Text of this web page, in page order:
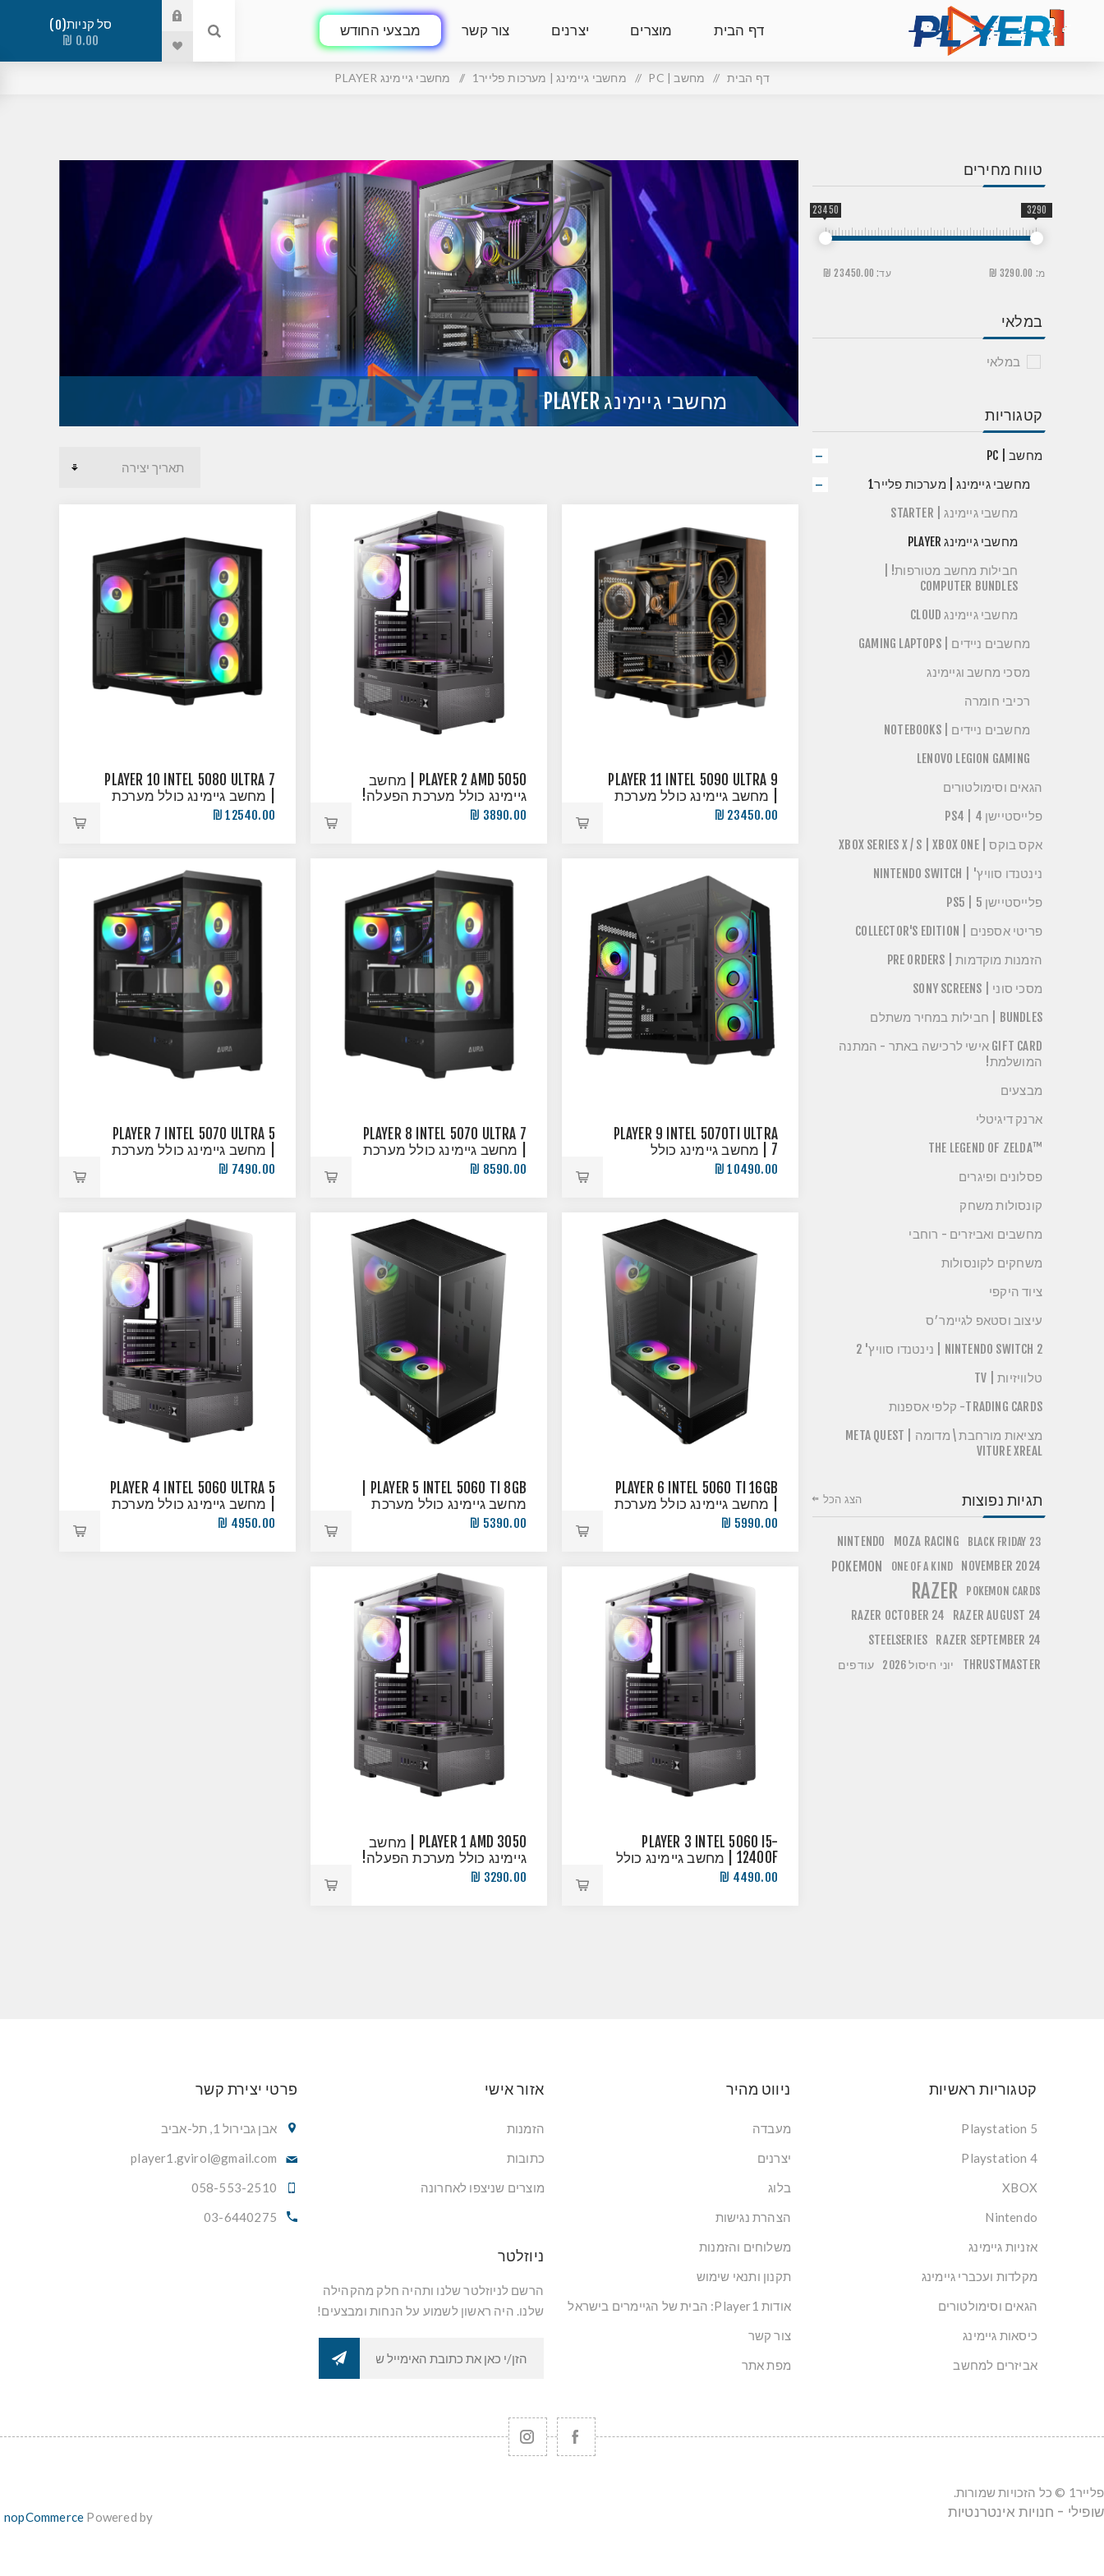
דף הבית מוצרים יצרנים צור קשר מבצעי החודש סל קניות 0
0.00 ₪
דף הבית / מחשב | PC / מחשבי גיימינג | מערכות פלייר1 / מחשבי גיימינג PLAYER
מחשבי גיימינג PLAYER
PLAYER 11 INTEL 5090 ULTRA 9
| מחשב גיימינג כולל מערכת
הפעלה
23450.00 ₪
PLAYER 2 AMD 5050 | מחשב
גיימינג כולל מערכת הפעלה!
3890.00 ₪
PLAYER 10 INTEL 5080 ULTRA 7
| מחשב גיימינג כולל מערכת
הפעלה
12540.00 ₪
PLAYER 9 INTEL 5070TI ULTRA
7 | מחשב גיימינג כולל
מערכת הפעלה!
10490.00 ₪
PLAYER 8 INTEL 5070 ULTRA 7
| מחשב גיימינג כולל מערכת
הפעלה!
8590.00 ₪
PLAYER 7 INTEL 5070 ULTRA 5
| מחשב גיימינג כולל מערכת
הפעלה!
7490.00 ₪
PLAYER 6 INTEL 5060 TI 16GB
| מחשב גיימינג כולל מערכת
הפעלה!
5990.00 ₪
מחשב גיימינג כולל מערכת
הפעלה!
5390.00 ₪
PLAYER 4 INTEL 5060 ULTRA 5
| מחשב גיימינג כולל מערכת
הפעלה!
4950.00 ₪
PLAYER 3 INTEL 5060 I5-
12400F | מחשב גיימינג כולל
מערכת הפעלה!
4490.00 ₪
PLAYER 1 AMD 3050 | מחשב
גיימינג כולל מערכת הפעלה!
3290.00 ₪
טווח מחירים
מ: 3290.00 ₪ עד: 23450.00 ₪
23450 3290
במלאי
במלאי
קטגוריות
מחשב | PC
מחשבי גיימינג | מערכות פלייר1
מחשבי גיימינג | STARTER
מחשבי גיימינג PLAYER
חבילות מחשב מטורפות! |
COMPUTER BUNDLES
מחשבי גיימינג CLOUD
מחשבים ניידים | GAMING LAPTOPS
מסכי מחשב וגיימינג
רכיבי חומרה
מחשבים ניידים | NOTEBOOKS
LENOVO LEGION GAMING
הגאים וסימולטורים
פלייסטיישן 4 | PS4
אקס בוקס | XBOX SERIES X / S | XBOX ONE
נינטנדו סוויץ' | NINTENDO SWITCH
פלייסטיישן 5 | PS5
פריטי אספנים | COLLECTOR'S EDITION
הזמנות מוקדמות | PRE ORDERS
מסכי סוני | SONY SCREENS
BUNDLES | חבילות במחיר משתלם
GIFT CARD אישי לרכישה באתר - המתנה
המושלמת!
מבצעים
ארנק דיגיטלי
™THE LEGEND OF ZELDA
פסלונים ופיגרים
קונסולות משחק
מחשבים ואביזרים - רוחבי
משחקים לקונסולות
ציוד היקפי
עיצוב וסטאפ לגיימר׳ס
NINTENDO SWITCH 2 | נינטנדו סוויץ' 2
טלוויזיות | TV
TRADING CARDS- קלפי אספנות
מציאות מורחבת \ מדומה | META QUEST
VITURE XREAL
תגיות נפוצות
BLACK FRIDAY 23
MOZA RACING
NINTENDO
NOVEMBER 2024
ONE OF A KIND
POKEMON
POKEMON CARDS
RAZER
RAZER AUGUST 24
RAZER OCTOBER 24
RAZER SEPTEMBER 24
STEELSERIES
THRUSTMASTER
יוני חיסול 2026 עודפים
הצג הכל
קטגוריות ראשיות
Playstation 5
Playstation 4
XBOX
Nintendo
אזניות גיימינג
מקלדות ועכברי גיימינג
הגאים וסימולטורים
כיסאות גיימינג
אביזרים למחשב
ניווט מהיר
מעבדה
יצרנים
בלוג
הצהרת נגישות
משלוחים והזמנות
תקנון ותנאי שימוש
אודות Player1: הבית של הגיימרים בישראל
צור קשר
מפת אתר
אזור אישי
הזמנות
כתובות
מוצרים שניצפו לאחרונה
פרטי יצירת קשר
אבן גבירול 1, תל-אביב
player1.gvirol@gmail.com
058-553-2510
03-6440275
ניוזלטר
הרשם לניוזלטר שלנו ותהיה חלק מהקהילה
שלנו. היה ראשון לשמוע על הנחות ומבצעים!
פלייר1 © כל הזכויות שמורות.
Powered by
nopCommerce שופילי - חנויות אינטרנטיות